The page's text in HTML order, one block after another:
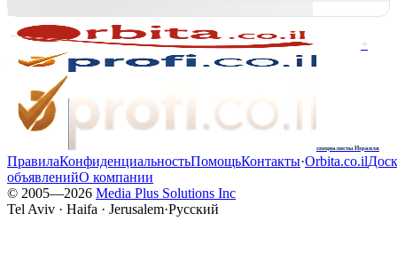
+
специалисты Израиля
ПравилаКонфиденциальностьПомощьКонтакты·Orbita.co.il
объявленийО компании
© 2005—2026 Media Plus Solutions Inc
Tel Aviv · Haifa · Jerusalem·Русский